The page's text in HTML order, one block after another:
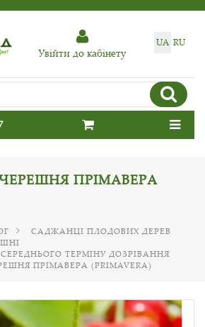
UA RU
Увiйти до кабiнету
ПРІМАВЕРА
САДЖАНЦІ ПЛОДОВИХ ДЕРЕВ
ТЕРМІНУ ДОЗРІВАННЯ
ПРІМАВЕРА (PRIMAVERA)